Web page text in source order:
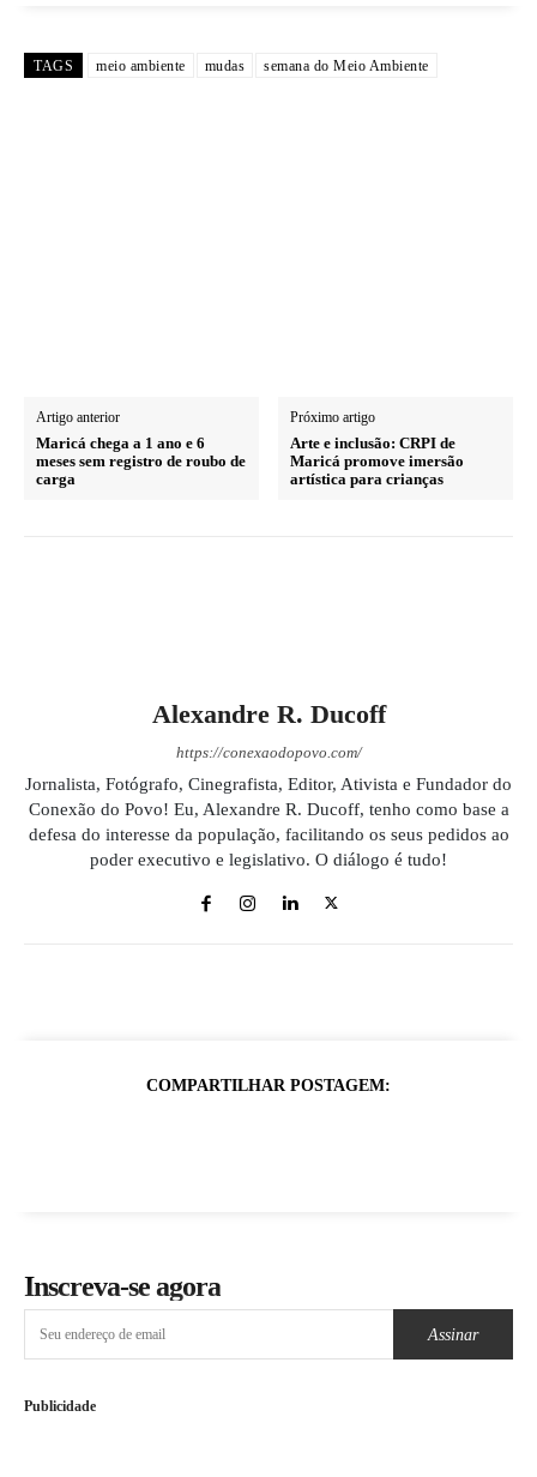
TAGS meio ambiente mudas semana do Meio Ambiente
Artigo anterior
Maricá chega a 1 ano e 6
meses sem registro de roubo de
carga
Próximo artigo
Arte e inclusão: CRPI de
Maricá promove imersão
artística para crianças
Alexandre R. Ducoff
https://conexaodopovo.com/
Jornalista, Fotógrafo, Cinegrafista, Editor, Ativista e Fundador do
Conexão do Povo! Eu, Alexandre R. Ducoff, tenho como base a
defesa do interesse da população, facilitando os seus pedidos ao
poder executivo e legislativo. O diálogo é tudo!
COMPARTILHAR POSTAGEM:
Inscreva-se agora
Assinar
Publicidade